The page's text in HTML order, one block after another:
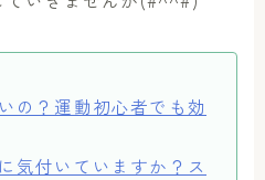
の？運動初心者でも効
気付いていますか？ス